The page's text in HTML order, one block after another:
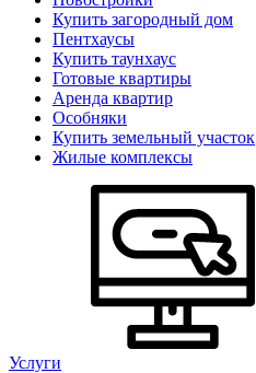
Купить загородный дом
Пентхаусы
Купить таунхаус
Готовые квартиры
Аренда квартир
Особняки
Купить земельный участок
Жилые комплексы
Услуги